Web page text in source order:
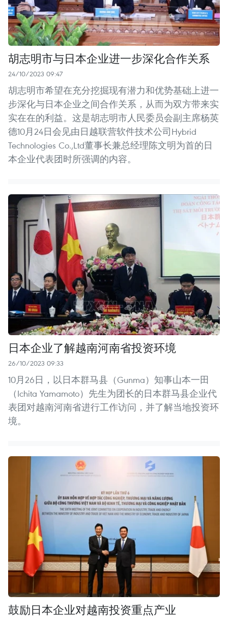
胡志明市与日本企业进一步深化合作关系
24/10/2023 09:47
胡志明市希望在充分挖掘现有潜力和优势基础上进一
步深化与日本企业之间合作关系，从而为双方带来实
实在在的利益。这是胡志明市人民委员会副主席杨英
德10月24日会见由日越联营软件技术公司Hybrid
Technologies Co.,Ltd董事长兼总经理陈文明为首的日
本企业代表团时所强调的内容。
日本企业了解越南河南省投资环境
26/10/2023 09:33
10月26日，以日本群马县（Gunma）知事山本一田
（Ichita Yamamoto）先生为团长的日本群马县企业代
表团对越南河南省进行工作访问，并了解当地投资环
境。
鼓励日本企业对越南投资重点产业